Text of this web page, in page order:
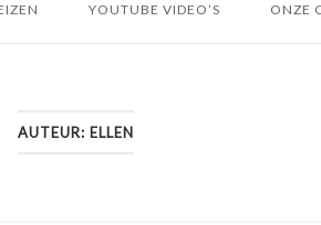
YOUTUBE VIDEO’S ONZE
AUTEUR: ELLEN